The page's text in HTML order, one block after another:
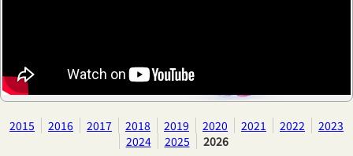
2015 2016 2017 2018 2019 2020 2021 2022
2023
2024
2025 2026